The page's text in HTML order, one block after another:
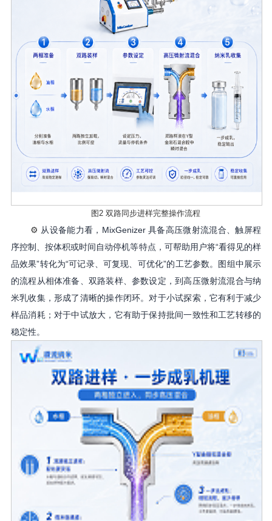
图2 双路同步进样完整操作流程
⚙️ 从设备能力看， MixGenizer 具备高压微射流混合、触屏程
序控制、按体积或时间自动停机等特点，可帮助用户将“看得见的样
品效果”转化为“可记录、可复现、可优化”的工艺参数。图组中展示
的流程从相体准备、双路装样、参数设定，到高压微射流混合与纳
米乳收集，形成了清晰的操作闭环。对于小试探索，它有利于减少
样品消耗；对于中试放大，它有助于保持批间一致性和工艺转移的
稳定性。